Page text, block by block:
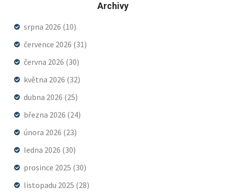
Archivy
srpna 2026 (10)
července 2026 (31)
června 2026 (30)
května 2026 (32)
dubna 2026 (25)
března 2026 (24)
února 2026 (23)
ledna 2026 (30)
prosince 2025 (30)
listopadu 2025 (28)